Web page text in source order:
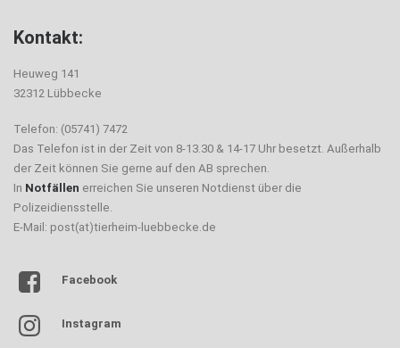
Kontakt:
Heuweg 141
32312 Lübbecke
Telefon: (05741) 7472
Das Telefon ist in der Zeit von 8-13.30 & 14-17 Uhr besetzt. Außerhalb
der Zeit können Sie gerne auf den AB sprechen.
In Notfällen erreichen Sie unseren Notdienst über die
Polizeidiensstelle.
E-Mail: post(at)tierheim-luebbecke.de
Facebook
Instagram